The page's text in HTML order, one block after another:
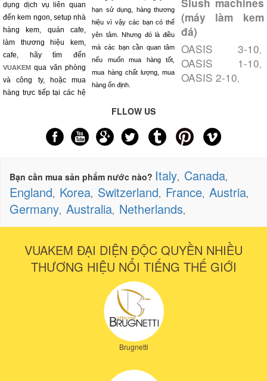
dụng dịch vụ liên quan
đến kem ngon, setup nhà
hàng kem, quán cafe,
làm thương hiệu kem,
cafe, hãy tìm đến
VUAKEM qua văn phòng
và công ty, hoặc mua
hàng trực tiếp tại các hệ
hạn sử dụng, hàng thương
hiệu vì vậy các bạn có thể
yên tâm. Nhưng đó là điều
mà các bạn cần quan tâm
nếu muốn mua hàng tốt,
mua hàng chất lượng, mua
hàng ổn định.
Slush machines
(máy làm kem
đá)
OASIS 3-10,
OASIS 1-10,
OASIS 2-10,
FLLOW US
Bạn cần mua sản phẩm nước nào? Italy, Canada,
England, Korea, Switzerland, France, Austria,
Germany, Australia, Netherlands,
VUAKEM ĐẠI DIỆN ĐỘC QUYỀN NHIỀU
THƯƠNG HIỆU NỔI TIẾNG THẾ GIỚI
Brugnetti